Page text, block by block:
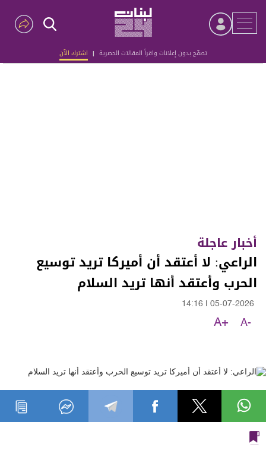
تصفّح بدون إعلانات واقرأ المقالات الحصرية | اشترك الآن
Advertisement
أخبار عاجلة
الراعي: لا أعتقد أن أميركا تريد توسيع
الحرب وأعتقد أنها تريد السلام
05-07-2026
14:16
A-
A+